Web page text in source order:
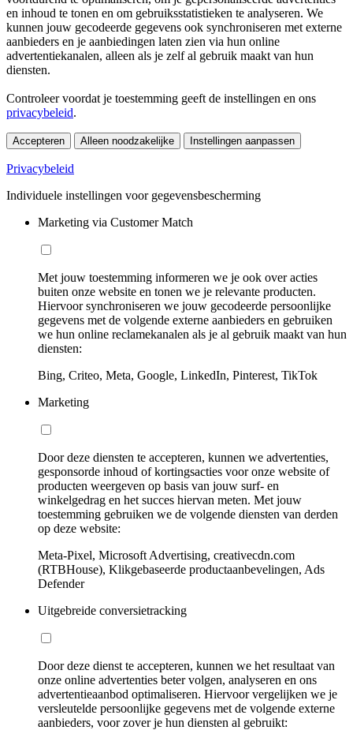
en inhoud te tonen en om gebruiksstatistieken te analyseren. We
kunnen jouw gecodeerde gegevens ook synchroniseren met externe
aanbieders en je aanbiedingen laten zien via hun online
advertentiekanalen, alleen als je zelf al gebruik maakt van hun
diensten.
Controleer voordat je toestemming geeft de instellingen en ons
privacybeleid.
Accepteren Alleen noodzakelijke Instellingen aanpassen
Privacybeleid
Individuele instellingen voor gegevensbescherming
Marketing via Customer Match
Met jouw toestemming informeren we je ook over acties
buiten onze website en tonen we je relevante producten.
Hiervoor synchroniseren we jouw gecodeerde persoonlijke
gegevens met de volgende externe aanbieders en gebruiken
we hun online reclamekanalen als je al gebruik maakt van hun
diensten:
Bing, Criteo, Meta, Google, LinkedIn, Pinterest, TikTok
Marketing
Door deze diensten te accepteren, kunnen we advertenties,
gesponsorde inhoud of kortingsacties voor onze website of
producten weergeven op basis van jouw surf- en
winkelgedrag en het succes hiervan meten. Met jouw
toestemming gebruiken we de volgende diensten van derden
op deze website:
Meta-Pixel, Microsoft Advertising, creativecdn.com
(RTBHouse), Klikgebaseerde productaanbevelingen, Ads
Defender
Uitgebreide conversietracking
Door deze dienst te accepteren, kunnen we het resultaat van
onze online advertenties beter volgen, analyseren en ons
advertentieaanbod optimaliseren. Hiervoor vergelijken we je
versleutelde persoonlijke gegevens met de volgende externe
aanbieders, voor zover je hun diensten al gebruikt: